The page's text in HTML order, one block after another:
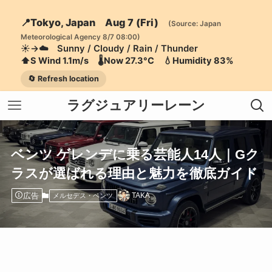
📍Tokyo, Japan Aug 7 (Fri)
(Source: Japan
Meteorological Agency 8/7 08:00)
☀️→☁️ Sunny / Cloudy / Rain / Thunder
⬆️S Wind 1.1m/s 🌡️Now 27.3°C 💧Humidity 83%
🔄 Refresh location
ラグジュアリーレーン
ベンツ ゲレンデに乗る芸能人14人｜Gク
ラスが選ばれる理由と魅力を徹底ガイド
広告 メルセデス・ベンツ TAKA